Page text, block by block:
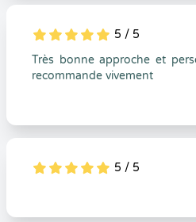
5
1
5
0 5 / 5
Très bonne approche et
recommande vivement
5
1
5
0 5 / 5